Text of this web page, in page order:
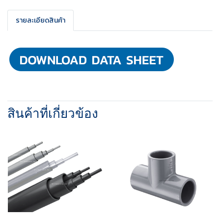
รายละเอียดสินค้า
สินค้าที่เกี่ยวข้อง